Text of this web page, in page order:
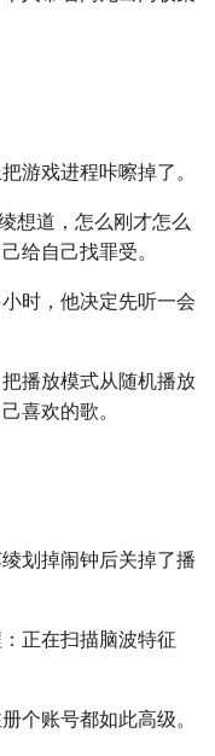
游戏进程咔嚓掉了。
想道，怎么刚才怎么
给自己找罪受。
时，他决定先听一会
播放模式从随机播放
喜欢的歌。
划掉闹钟后关掉了播
正在扫描脑波特征
个账号都如此高级。